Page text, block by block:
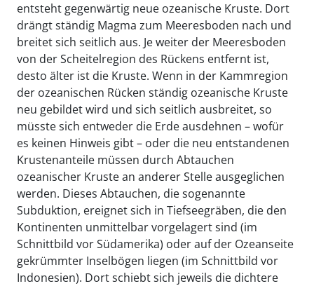
entsteht gegenwärtig neue ozeanische Kruste. Dort
drängt ständig Magma zum Meeresboden nach und
breitet sich seitlich aus. Je weiter der Meeresboden
von der Scheitelregion des Rückens entfernt ist,
desto älter ist die Kruste. Wenn in der Kammregion
der ozeanischen Rücken ständig ozeanische Kruste
neu gebildet wird und sich seitlich ausbreitet, so
müsste sich entweder die Erde ausdehnen – wofür
es keinen Hinweis gibt – oder die neu entstandenen
Krustenanteile müssen durch Abtauchen
ozeanischer Kruste an anderer Stelle ausgeglichen
werden. Dieses Abtauchen, die sogenannte
Subduktion, ereignet sich in Tiefseegräben, die den
Kontinenten unmittelbar vorgelagert sind (im
Schnittbild vor Südamerika) oder auf der Ozeanseite
gekrümmter Inselbögen liegen (im Schnittbild vor
Indonesien). Dort schiebt sich jeweils die dichtere